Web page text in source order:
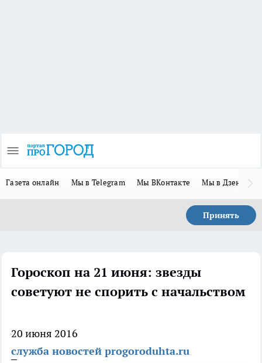
Газета онлайн Мы в Telegram Мы ВКонтакте Мы в Дзене
Принять
Гороскоп на 21 июня: звезды
советуют не спорить с начальством
20 июня 2016
служба новостей progoroduhta.ru